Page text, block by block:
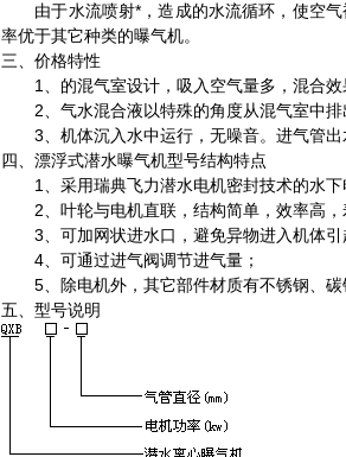
由于水流喷射*，造成的水流循环，使空气
率优于其它种类的曝气机。
三、 价格特性
1、的混气室设计，吸入空气量多，混合效
2、气水混合液以特殊的角度从混气室中排
3、机体沉入水中运行，无噪音。进气管出
四、漂浮式潜水曝气机型号结构特点
1、采用瑞典飞力潜水电机密封技术的水下
2、叶轮与电机直联，结构简单，效率高，
3、可加网状进水口，避免异物进入机体引
4、可通过进气阀调节进气量；
5、除电机外，其它部件材质有不锈钢、碳
五、型号说明